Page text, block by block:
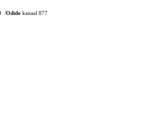
/Odido kanaal 877